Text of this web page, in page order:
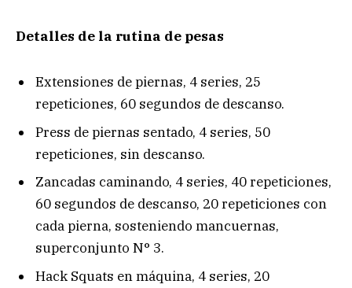
Detalles de la rutina de pesas
Extensiones de piernas, 4 series, 25
repeticiones, 60 segundos de descanso.
Press de piernas sentado, 4 series, 50
repeticiones, sin descanso.
Zancadas caminando, 4 series, 40 repeticiones,
60 segundos de descanso, 20 repeticiones con
cada pierna, sosteniendo mancuernas,
superconjunto N° 3.
Hack Squats en máquina, 4 series, 20